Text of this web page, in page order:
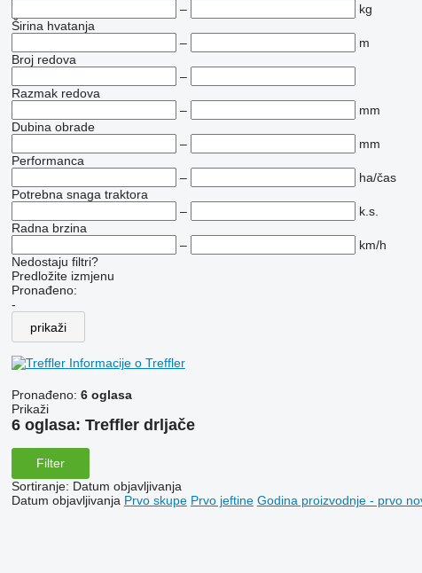
–
kg
Širina hvatanja
–
m
Broj redova
–
Razmak redova
–
mm
Dubina obrade
–
mm
Performanca
–
ha/čas
Potrebna snaga traktora
–
k.s.
Radna brzina
–
km/h
Nedostaju filtri?
Predložite izmjenu
Pronađeno:
-
prikaži
Informacije o Treffler
Pronađeno: 6 oglasa
Prikaži
6 oglasa: Treffler drljače
Filter
Sortiranje: Datum objavljivanja
Datum objavljivanja Prvo skupe Prvo jeftine Godina proizvodnje - prvo